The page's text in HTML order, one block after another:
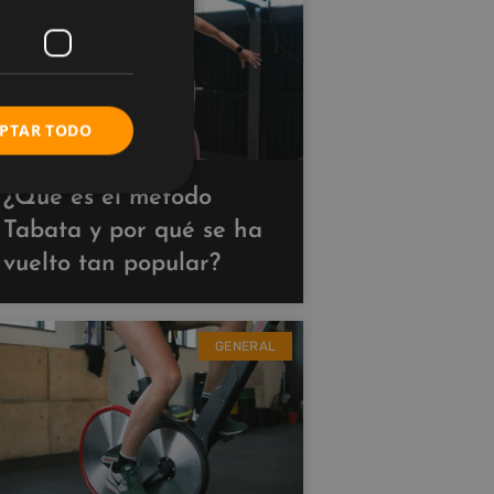
¿Qué es el método
Tabata y por qué se ha
vuelto tan popular?
GENERAL
TODO